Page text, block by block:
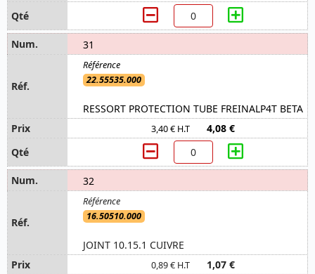
31
22.55535.000
RESSORT PROTECTION TUBE FREINALP4T BETA
3,40 € H.T 4,08 €
32
16.50510.000
JOINT 10.15.1 CUIVRE
0,89 € H.T 1,07 €